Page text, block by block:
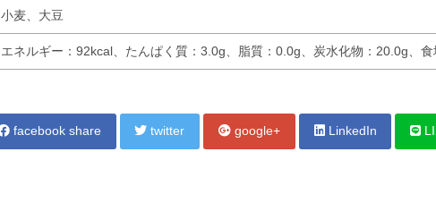
小麦、大豆
エネルギー：92kcal、たんぱく質：3.0g、脂質：0.0g、炭水化物：20.0g、食
facebook share twitter google+ LinkedIn